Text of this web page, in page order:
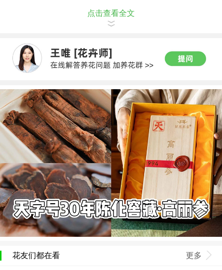
点击查看全文
花友们都在看 更多